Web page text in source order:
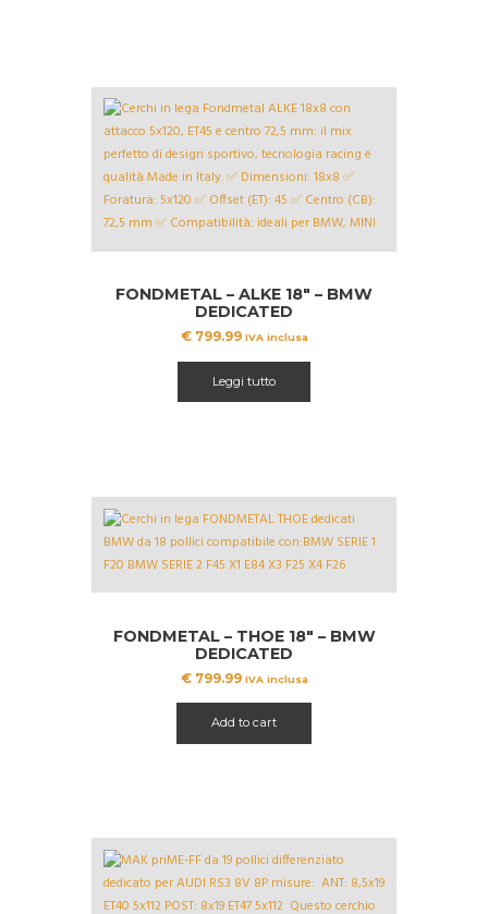
FONDMETAL – ALKE 18″ – BMW
DEDICATED
€799.99 IVA inclusa
Leggi tutto
FONDMETAL – THOE 18″ – BMW
DEDICATED
€799.99 IVA inclusa
Add to cart